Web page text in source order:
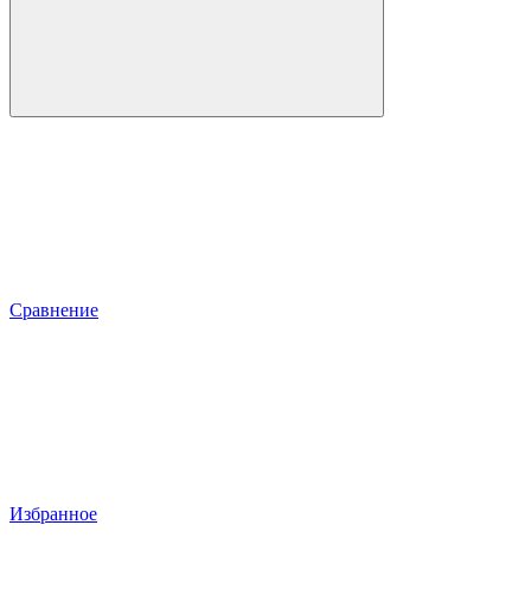
Сравнение
Избранное